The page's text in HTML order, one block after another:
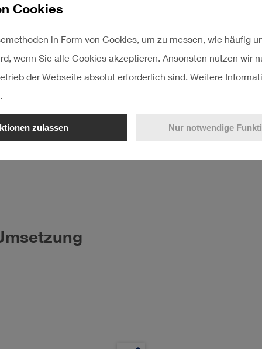
Cookies
in Form von Cookies, um zu messen, wie häufig
wenn Sie alle Cookies akzeptieren. Ansonsten nutzen wir
der Webseite absolut erforderlich sind. Weitere
Nur notwendige
zulassen